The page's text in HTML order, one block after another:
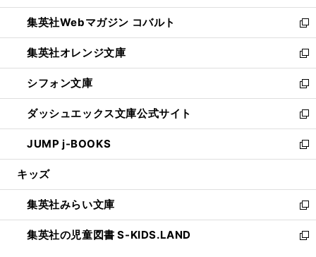
開
く
ウ
で
開
く
ン
ド
ウ
で
開
く
ウ
ィ
ン
ド
ウ
で
開
く
集英社Webマガジン コバルト
新
し
い
ウ
ィ
ン
ド
ウ
で
開
集英社オレンジ文庫
新
し
い
ウ
ィ
ン
ド
ウ
開
く
シフォン文庫
新
し
い
ウ
ィ
ン
ウ
で
開
く
ダッシュエックス文庫公式サイト
新
し
い
ウ
ン
ド
ウ
で
JUMP j-BOOKS
新
し
ウ
ィ
ン
ド
キッズ
集英社みらい文庫
新
し
い
集英社の児童図書 S-KIDS.LAND
新